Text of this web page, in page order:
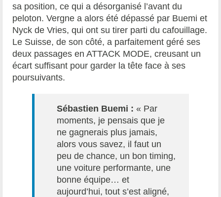
sa position, ce qui a désorganisé l’avant du
peloton. Vergne a alors été dépassé par Buemi et
Nyck de Vries, qui ont su tirer parti du cafouillage.
Le Suisse, de son côté, a parfaitement géré ses
deux passages en ATTACK MODE, creusant un
écart suffisant pour garder la tête face à ses
poursuivants.
Sébastien Buemi : « Par
moments, je pensais que je
ne gagnerais plus jamais,
alors vous savez, il faut un
peu de chance, un bon timing,
une voiture performante, une
bonne équipe… et
aujourd’hui, tout s’est aligné,